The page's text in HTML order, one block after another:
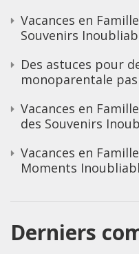
Vacances en
Souvenirs
Des astuces pour
monoparentale
Vacances en
des Souvenirs
Vacances en
Moments
Derniers